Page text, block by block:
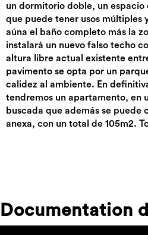
un dormitorio doble, un
que puede tener usos múltiples
aúna el baño completo más la
instalará un nuevo falso techo
altura libre actual existente
pavimento se opta por un
calidez al ambiente. En
tendremos un apartamento, en
buscada que además se puede
anexa, con un total de 105m2.
Documentation